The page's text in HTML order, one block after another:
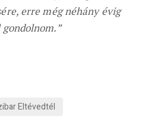
erre még néhány évig
Eltévedtél